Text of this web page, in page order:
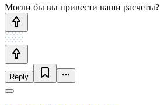
Могли бы вы привести ваши расчеты?
Reply